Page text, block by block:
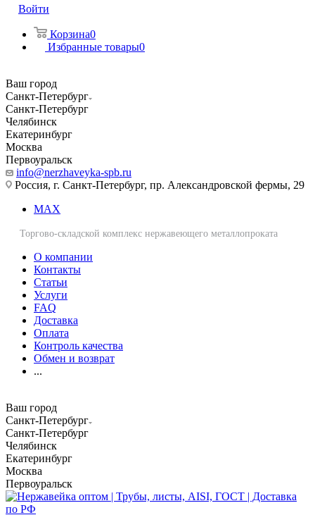
Войти
Корзина0
Избранные товары0
Ваш город
Санкт-Петербург
Санкт-Петербург
Челябинск
Екатеринбург
Москва
Первоуральск
info@nerzhaveyka-spb.ru
Россия, г. Санкт-Петербург, пр. Александровской фермы, 29
MAX
Торгово-складской комплекс нержавеющего металлопроката
О компании
Контакты
Статьи
Услуги
FAQ
Доставка
Оплата
Контроль качества
Обмен и возврат
...
Ваш город
Санкт-Петербург
Санкт-Петербург
Челябинск
Екатеринбург
Москва
Первоуральск